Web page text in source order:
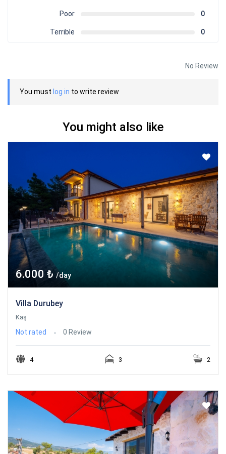
Poor 0
Terrible 0
No Review
You must log in to write review
You might also like
6.000 ₺/day
Villa Durubey
Kaş
Not rated 0 Review
4 3 2